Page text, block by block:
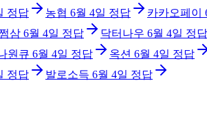
정답 농협 6월 4일 정답 카카오페이
삼 6월 4일 정답 닥터나우 6월 4일 정답
원큐 6월 4일 정답 옥션 6월 4일 정답
정답 발로소득 6월 4일 정답